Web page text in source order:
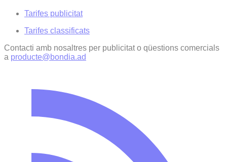
Tarifes publicitat
Tarifes classificats
Contacti amb nosaltres per publicitat o qüestions comercials
a producte@bondia.ad